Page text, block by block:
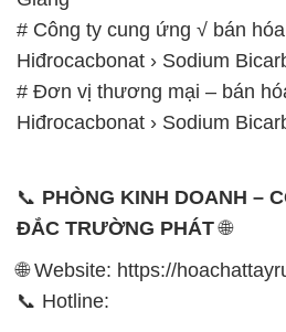
📞PHÒNG KINH DOANH –
ĐẮC TRƯỜNG PHÁT🌐
🌐 Website: https://
– 0933.920.505 –
028.3756.1841-